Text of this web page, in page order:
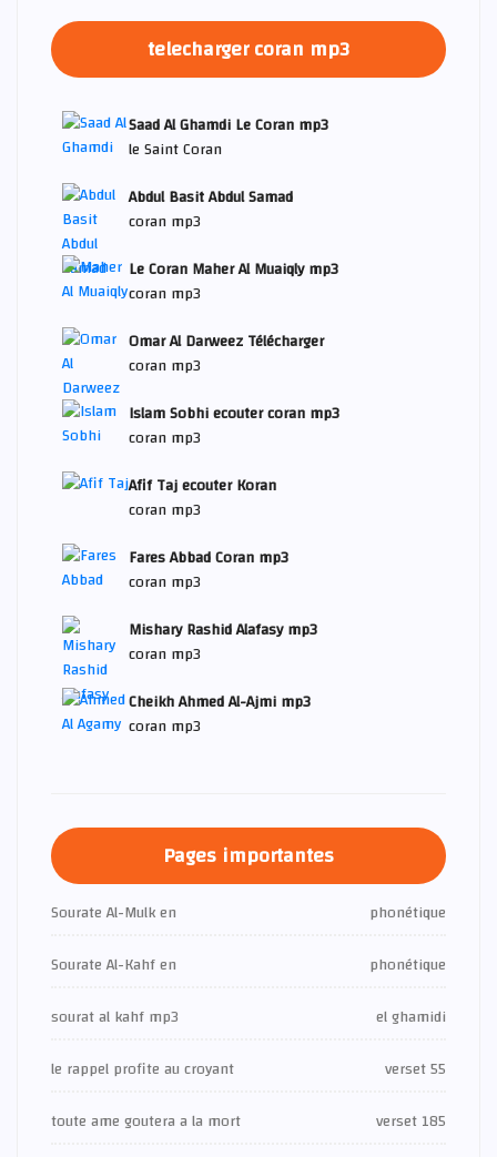
telecharger coran mp3
Saad Al Ghamdi Le Coran mp3
le Saint Coran
Abdul Basit Abdul Samad
coran mp3
Le Coran Maher Al Muaiqly mp3
coran mp3
Omar Al Darweez Télécharger
coran mp3
Islam Sobhi ecouter coran mp3
coran mp3
Afif Taj ecouter Koran
coran mp3
Fares Abbad Coran mp3
coran mp3
Mishary Rashid Alafasy mp3
coran mp3
Cheikh Ahmed Al-Ajmi mp3
coran mp3
Pages importantes
Sourate Al-Mulk en
phonétique
Sourate Al-Kahf en
phonétique
sourat al kahf mp3
el ghamidi
le rappel profite au croyant
verset 55
toute ame goutera a la mort
verset 185